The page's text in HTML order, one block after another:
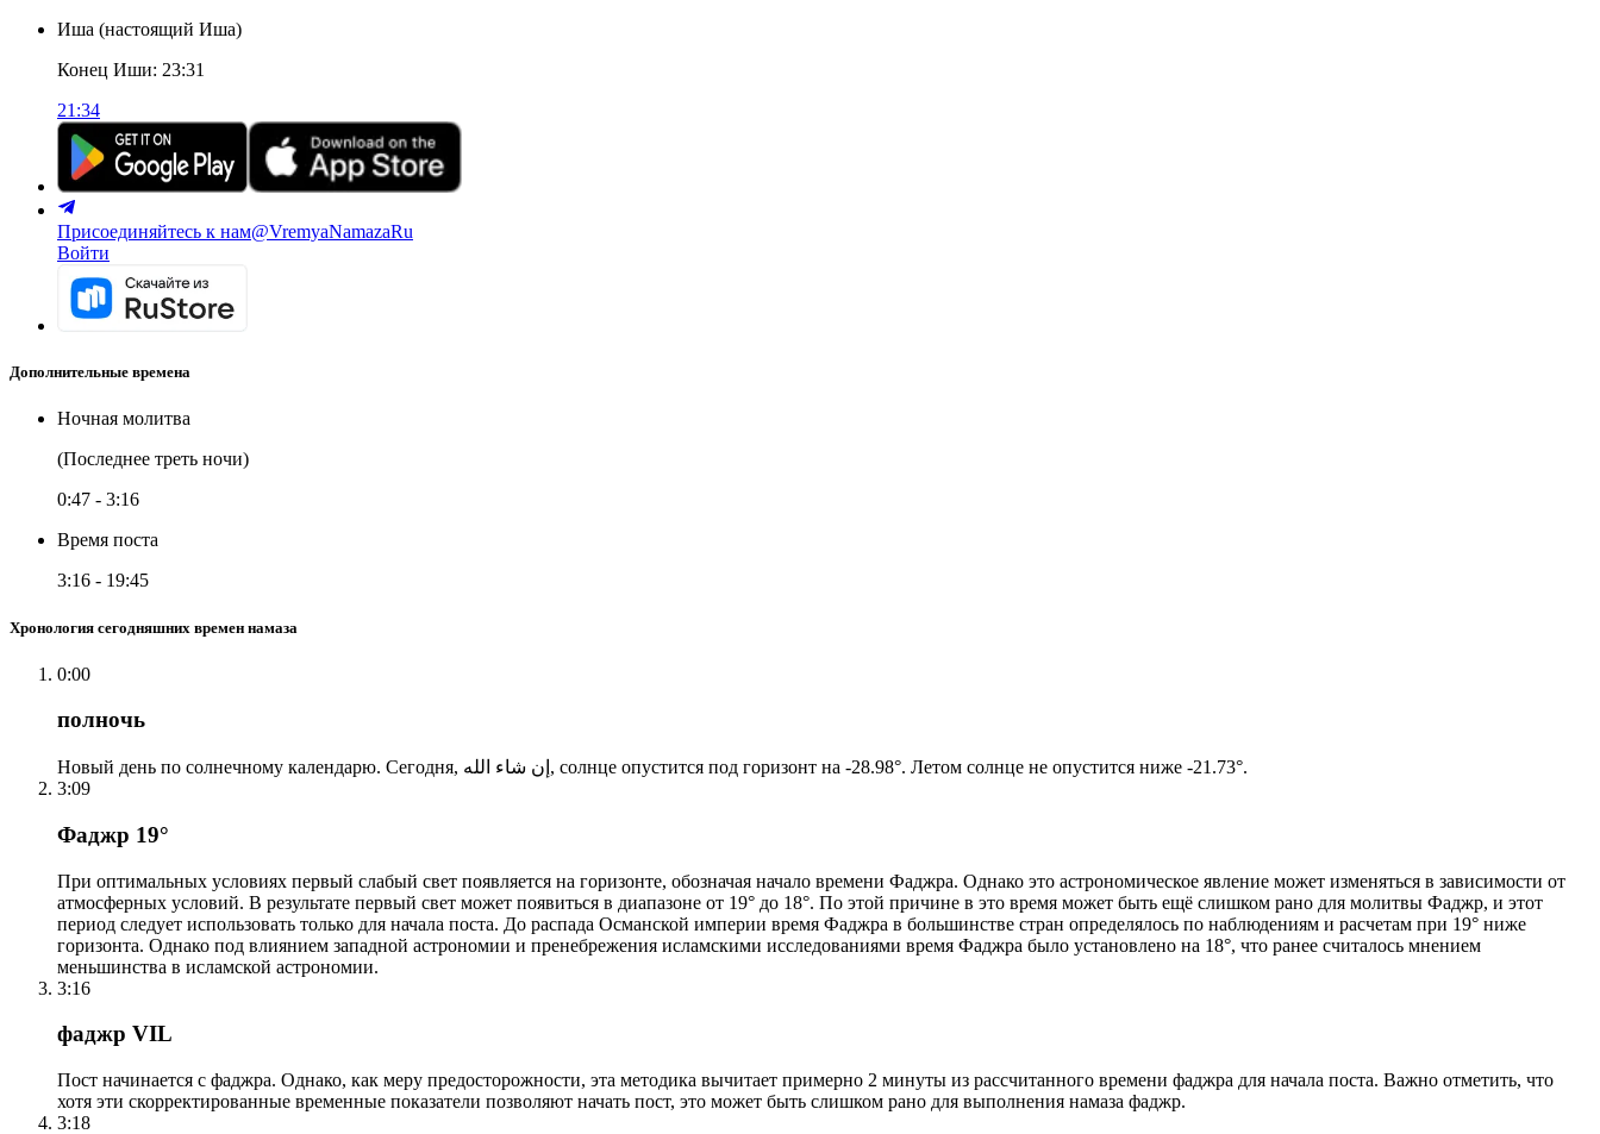
Иша (настоящий Иша)
Конец Иши: 23:31
21:34
Присоединяйтесь к нам@VremyaNamazaRu
Войти
Дополнительные времена
Ночная молитва
(Последнее треть ночи)
0:47 - 3:16
Время поста
3:16 - 19:45
Хронология сегодняшних времен намаза
0:00
полночь
Новый день по солнечному календарю. Сегодня, إن شاء الله, солнце опустится под горизонт на -28.98°. Летом солнце не опустится ниже -21.73°.
3:09
Фаджр 19°
При оптимальных условиях первый слабый свет появляется на горизонте, обозначая начало времени Фаджра. Однако это астрономическое явление может изменяться в зависимости от
атмосферных условий. В результате первый свет может появиться в диапазоне от 19° до 18°. По этой причине в это время может быть ещё слишком рано для молитвы Фаджр, и этот
период следует использовать только для начала поста. До распада Османской империи время Фаджра в большинстве стран определялось по наблюдениям и расчетам при 19° ниже
горизонта. Однако под влиянием западной астрономии и пренебрежения исламскими исследованиями время Фаджра было установлено на 18°, что ранее считалось мнением
меньшинства в исламской астрономии.
3:16
фаджр VIL
Пост начинается с фаджра. Однако, как меру предосторожности, эта методика вычитает примерно 2 минуты из рассчитанного времени фаджра для начала поста. Важно отметить, что
хотя эти скорректированные временные показатели позволяют начать пост, это может быть слишком рано для выполнения намаза фаджр.
3:18